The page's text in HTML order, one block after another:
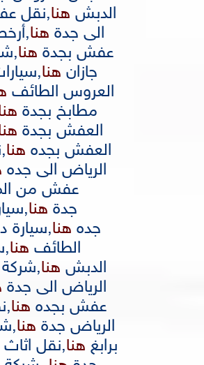
الدبش هنا,نقل
الى جدة هنا,
عفش بجدة هنا,
جازان هنا,
العروس الطائف
مطابخ بجدة
العفش بجدة
العفش بجده هنا,
الرياض الى جده
عفش من
جدة هنا,
جده هنا,
الطائف هنا,
الدبش هنا,
الرياض الى جدة
عفش بجده هنا,
الرياض جدة هنا,
برابغ هنا,نقل